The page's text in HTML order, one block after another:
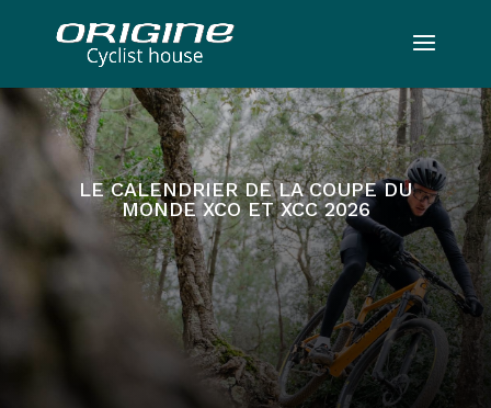
LE CALENDRIER DE LA COUPE DU
MONDE XCO ET XCC 2026